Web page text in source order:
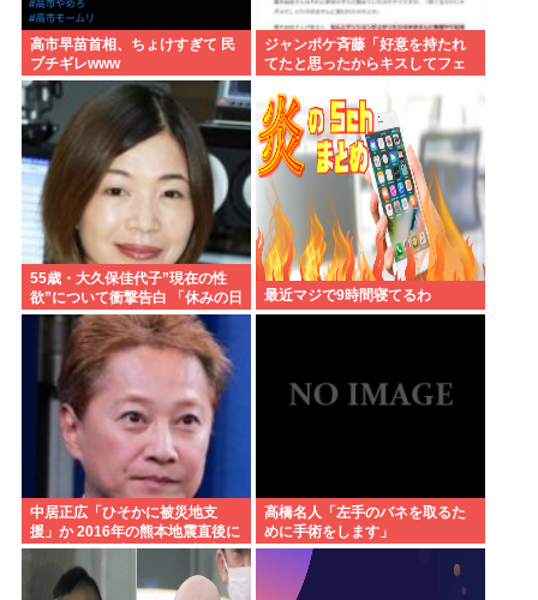
高市早苗首相、ちょけすぎて 民
ブチギレwww
ジャンポケ斉藤「好意を持たれ
てたと思ったからキスしてフェ
は？
55歳・大久保佳代子”現在の性
欲”について衝撃告白 「休みの日
とかそうだね、だいたい…」
最近マジで9時間寝てるわ
中居正広「ひそかに被災地支
援」か 2016年の熊本地震直後に
は現地で炊き出し 親友・松本人
志の闘病に心を痛め、頻繁に連
絡も
高橋名人「左手のバネを取るた
めに手術をします」